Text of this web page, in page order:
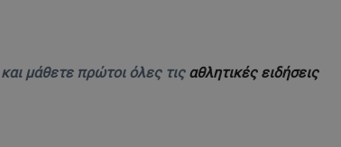
και μάθετε πρώτοι όλες τις αθλητικές ειδήσεις